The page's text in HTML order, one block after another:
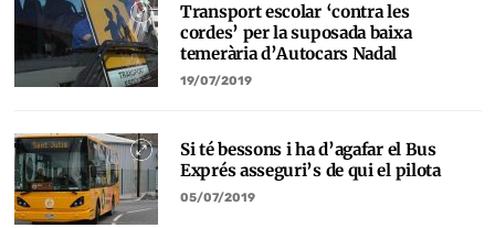
Transport escolar ‘contra les
cordes’ per la suposada baixa
temerària d’Autocars Nadal
19/07/2019
Si té bessons i ha d’agafar el Bus
Exprés asseguri’s de qui el pilota
05/07/2019